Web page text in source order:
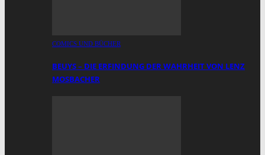
COMICS UND BÜCHER
BEUYS – DIE ERFINDUNG DER WAHRHEIT VON LENZ
MOSBACHER